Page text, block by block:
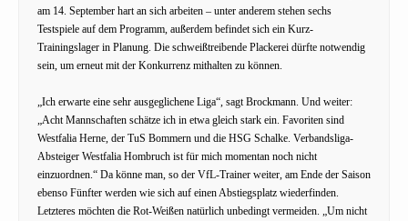
am 14. September hart an sich arbeiten – unter anderem stehen sechs
Testspiele auf dem Programm, außerdem befindet sich ein Kurz-
Trainingslager in Planung. Die schweißtreibende Plackerei dürfte notwendig
sein, um erneut mit der Konkurrenz mithalten zu können.
„Ich erwarte eine sehr ausgeglichene Liga“, sagt Brockmann. Und weiter:
„Acht Mannschaften schätze ich in etwa gleich stark ein. Favoriten sind
Westfalia Herne, der TuS Bommern und die HSG Schalke. Verbandsliga-
Absteiger Westfalia Hombruch ist für mich momentan noch nicht
einzuordnen.“ Da könne man, so der VfL-Trainer weiter, am Ende der Saison
ebenso Fünfter werden wie sich auf einen Abstiegsplatz wiederfinden.
Letzteres möchten die Rot-Weißen natürlich unbedingt vermeiden. „Um nicht